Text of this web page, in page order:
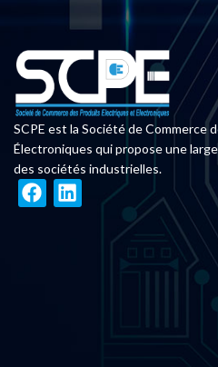
SCPE est la Société de Commerce
Électroniques qui propose une
des sociétés industrielles.